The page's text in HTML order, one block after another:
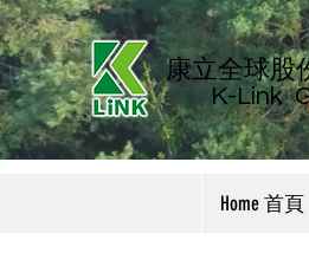
康立全球股
K-Link
Home 首頁